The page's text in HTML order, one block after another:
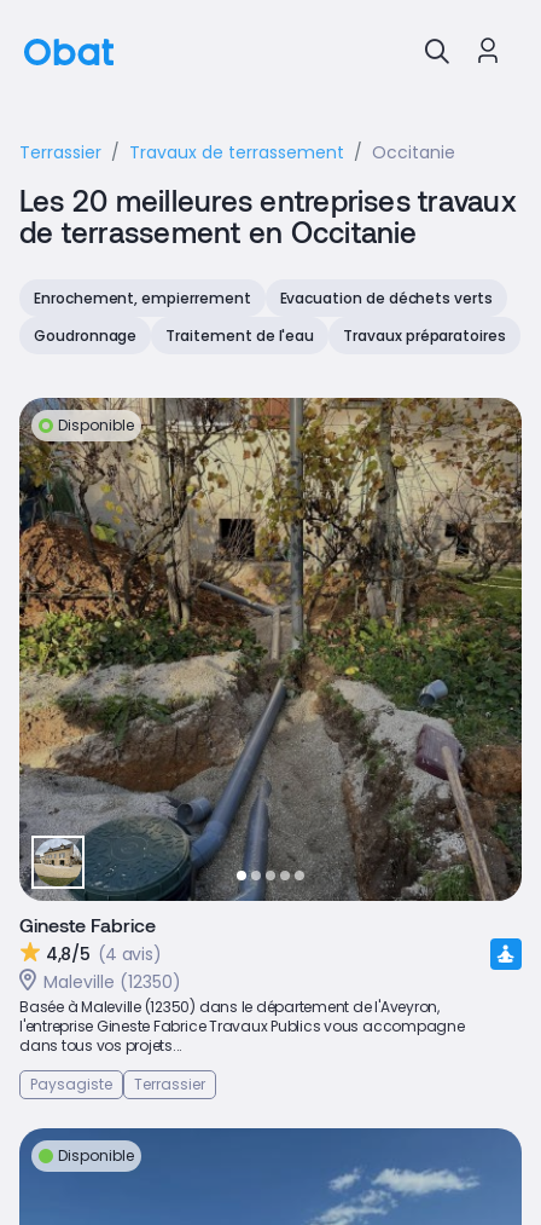
Terrassier Travaux de terrassement Occitanie
Les 20 meilleures entreprises travaux
de terrassement en Occitanie
Enrochement, empierrement
Evacuation de déchets verts
Goudronnage
Traitement de l'eau Travaux préparatoires
Disponible
Gineste Fabrice
4,8/5 (4 avis)
Maleville (12350)
Basée à Maleville (12350) dans le département de l'Aveyron,
l'entreprise Gineste Fabrice Travaux Publics vous accompagne
dans tous vos projets...
Paysagiste
Terrassier
Disponible